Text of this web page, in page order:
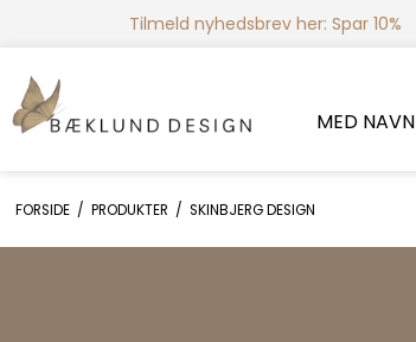
Tilmeld nyhedsbrev her: Spar 10%
MED NAVN
FORSIDE / PRODUKTER / SKINBJERG DESIGN